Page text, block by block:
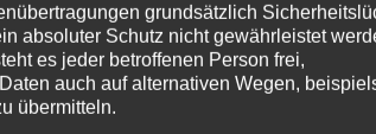
grundsätzlich
absoluter Schutz nicht gewährleistet
es jeder betroffenen Person frei,
auch auf alternativen Wegen,
übermitteln.